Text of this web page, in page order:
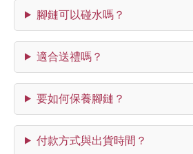
腳鏈可以碰水嗎？
適合送禮嗎？
要如何保養腳鏈？
付款方式與出貨時間？